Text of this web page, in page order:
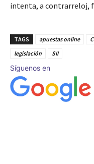
intenta, a contrarreloj,
TAGS apuestas online
legislación
SII
Síguenos en